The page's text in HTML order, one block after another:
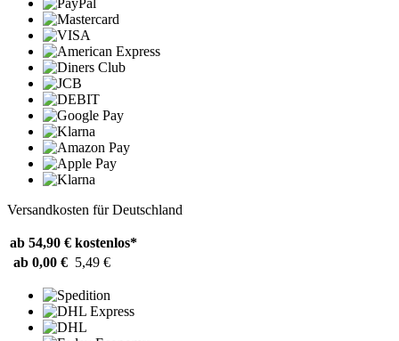
Versandkosten für Deutschland
ab 54,90 € kostenlos*
ab 0,00 € 5,49 €